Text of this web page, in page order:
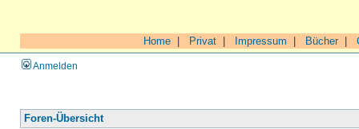
Home Privat Impressum Bücher|
Anmelden
Foren-Übersicht